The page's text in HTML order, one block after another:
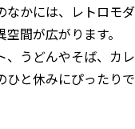
なかには、レトロモダ
間が広がります。
、うどんやそば、カレ
ひと休みにぴったりで